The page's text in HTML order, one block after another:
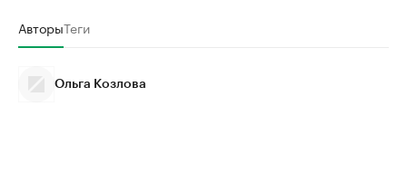
АвторыТеги
Ольга Козлова